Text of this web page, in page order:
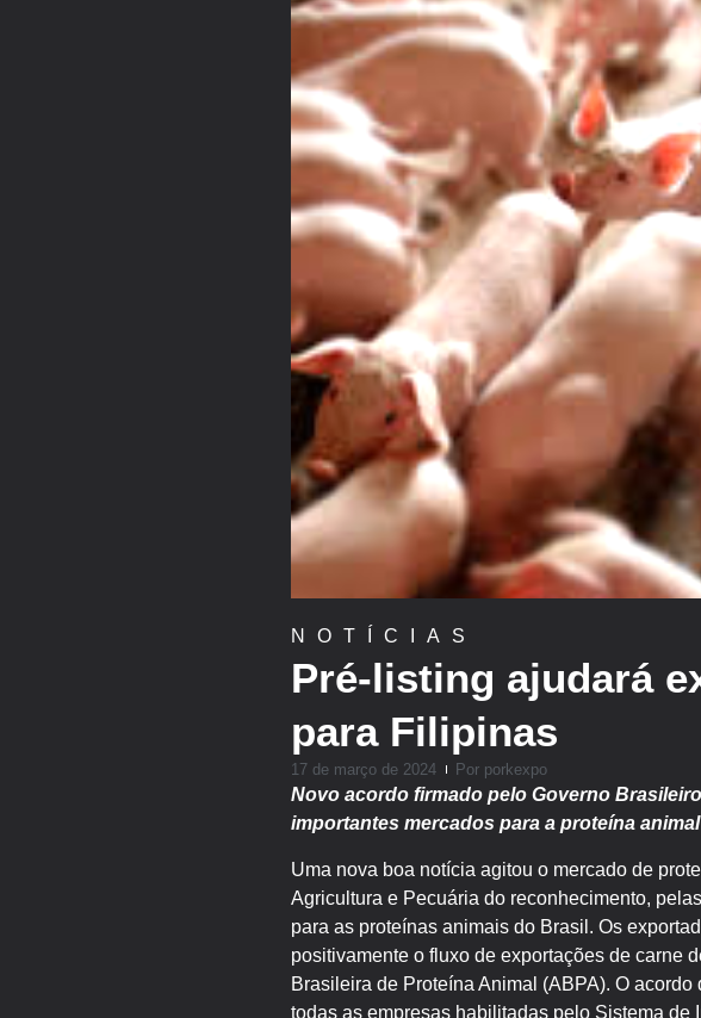
NOTÍCIAS
Pré-listing ajudará
para Filipinas
17 de março de 2024 Por porkexpo
Novo acordo firmado pelo Governo
importantes mercados para a proteína
Uma nova boa notícia agitou o mercado de
Agricultura e Pecuária do reconhecimento,
para as proteínas animais do Brasil. Os
positivamente o fluxo de exportações de carne
Brasileira de Proteína Animal (ABPA). O
todas as empresas habilitadas pelo Sistema